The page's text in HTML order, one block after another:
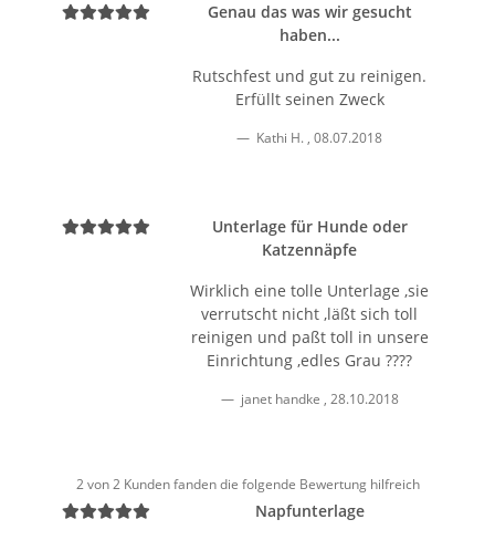
Genau das was wir gesucht
haben...
Rutschfest und gut zu reinigen.
Erfüllt seinen Zweck
Kathi H., 08.07.2018
Unterlage für Hunde oder
Katzennäpfe
Wirklich eine tolle Unterlage ,sie
verrutscht nicht ,läßt sich toll
reinigen und paßt toll in unsere
Einrichtung ,edles Grau ????
janet handke , 28.10.2018
2 von 2 Kunden fanden die folgende Bewertung hilfreich
Napfunterlage